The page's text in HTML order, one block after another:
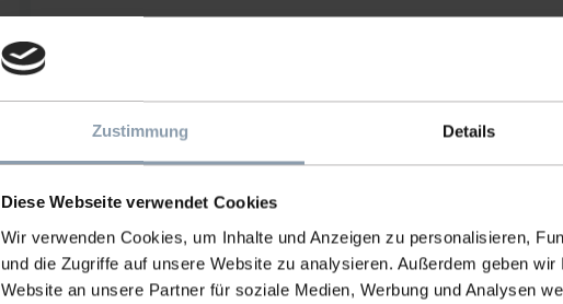
Zustimmung Details
Diese Webseite verwendet Cookies
Wir verwenden Cookies, um Inhalte und Anzeigen zu personalisieren,
und die Zugriffe auf unsere Website zu analysieren. Außerdem geben
Website an unsere Partner für soziale Medien, Werbung und Analysen